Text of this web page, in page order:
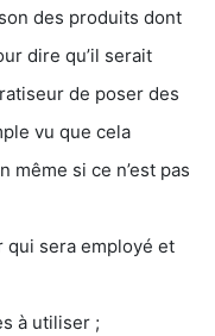
des produits dont
dire qu’il serait
de poser des
vu que cela
même si ce n’est pas
sera employé et
à utiliser ;